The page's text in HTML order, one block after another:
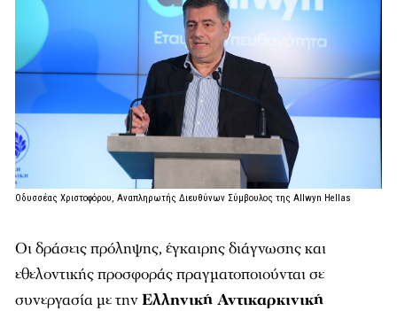
Οδυσσέας Χριστοφόρου, Αναπληρωτής Διευθύνων Σύμβουλος της Allwyn Hellas
Οι δράσεις πρόληψης, έγκαιρης διάγνωσης και
εθελοντικής προσφοράς πραγματοποιούνται σε
συνεργασία με τηνΕλληνική Αντικαρκινική